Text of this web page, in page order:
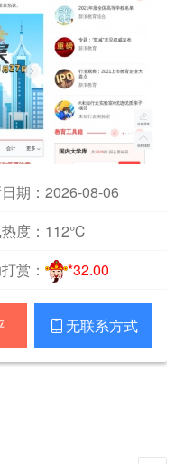
期：2026-08-06
度： 112℃
赏： *32.00
 无联系方式